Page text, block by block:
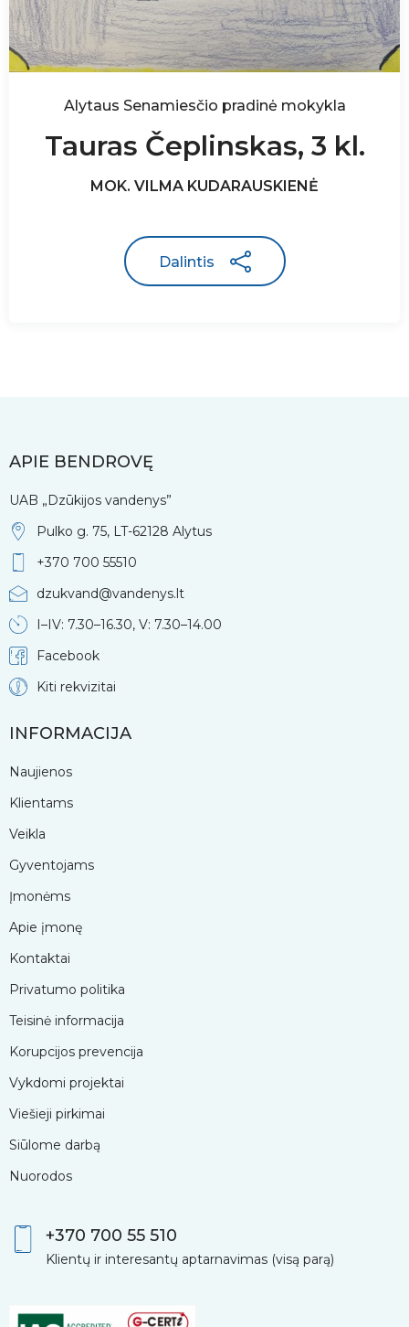
Alytaus Senamiesčio pradinė mokykla
Tauras Čeplinskas, 3 kl.
MOK. VILMA KUDARAUSKIENĖ
Dalintis
APIE BENDROVĘ
UAB „Dzūkijos vandenys”
Pulko g. 75, LT-62128 Alytus
+370 700 55510
dzukvand@vandenys.lt
I–IV: 7.30–16.30, V: 7.30–14.00
Facebook
Kiti rekvizitai
INFORMACIJA
Naujienos
Klientams
Veikla
Gyventojams
Įmonėms
Apie įmonę
Kontaktai
Privatumo politika
Teisinė informacija
Korupcijos prevencija
Vykdomi projektai
Viešieji pirkimai
Siūlome darbą
Nuorodos
+370 700 55 510
Klientų ir interesantų aptarnavimas (visą parą)